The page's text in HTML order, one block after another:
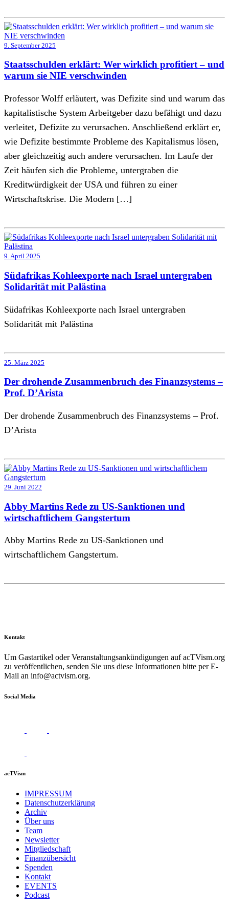
9. September 2025
Staatsschulden erklärt: Wer wirklich profitiert – und
warum sie NIE verschwinden
Professor Wolff erläutert, was Defizite sind und warum das
kapitalistische System Arbeitgeber dazu befähigt und dazu
verleitet, Defizite zu verursachen. Anschließend erklärt er,
wie Defizite bestimmte Probleme des Kapitalismus lösen,
aber gleichzeitig auch andere verursachen. Im Laufe der
Zeit häufen sich die Probleme, untergraben die
Kreditwürdigkeit der USA und führen zu einer
Wirtschaftskrise. Die Modern […]
9. April 2025
Südafrikas Kohleexporte nach Israel untergraben
Solidarität mit Palästina
Südafrikas Kohleexporte nach Israel untergraben
Solidarität mit Palästina
25. März 2025
Der drohende Zusammenbruch des Finanzsystems –
Prof. D’Arista
Der drohende Zusammenbruch des Finanzsystems – Prof.
D’Arista
29. Juni 2022
Abby Martins Rede zu US-Sanktionen und
wirtschaftlichem Gangstertum
Abby Martins Rede zu US-Sanktionen und
wirtschaftlichem Gangstertum.
Kontakt
Um Gastartikel oder Veranstaltungsankündigungen auf acTVism.org
zu veröffentlichen, senden Sie uns diese Informationen bitte per E-
Mail an info@actvism.org.
Social Media
acTVism
IMPRESSUM
Datenschutzerklärung
Archiv
Über uns
Team
Newsletter
Mitgliedschaft
Finanzübersicht
Spenden
Kontakt
EVENTS
Podcast